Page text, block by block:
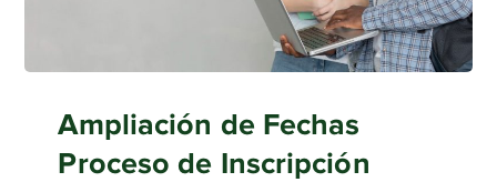
Ampliación de Fechas
Proceso de Inscripción